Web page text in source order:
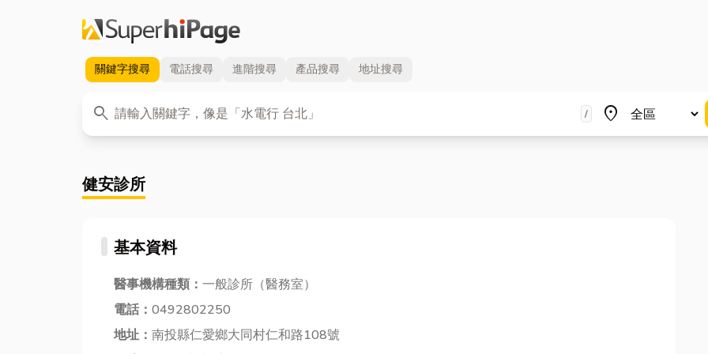
關鍵字搜尋 電話搜尋 進階搜尋 產品搜尋 地址搜尋
search
關鍵字 / place
地區
健安診所
基本資料
醫事機構種類： 一般診所（醫務室）
電話： 0492802250
地址： 南投縣仁愛鄉大同村仁和路108號